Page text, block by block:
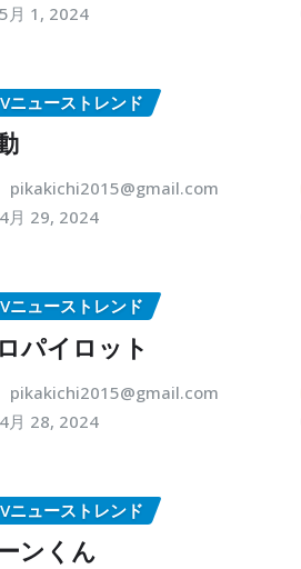
5月 1, 2024
ニューストレンド
pikakichi2015@gmail.com
4月 29, 2024
ニューストレンド
パイロット
pikakichi2015@gmail.com
4月 28, 2024
ニューストレンド
ンくん